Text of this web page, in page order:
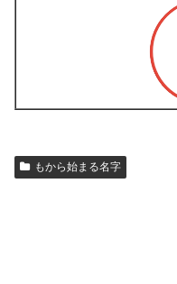
もから始まる名字